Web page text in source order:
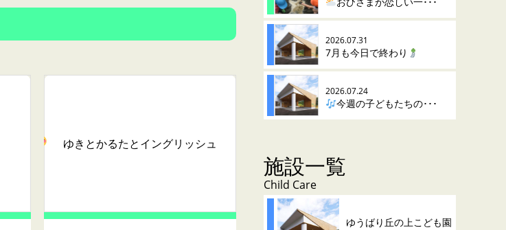
ゆきとかるたとイングリッシュ
2026.07.31
7月も今日で終わり
2026.07.24
今週の子どもたちの･･･
施設一覧
Child Care
ゆうばり丘の上こども園